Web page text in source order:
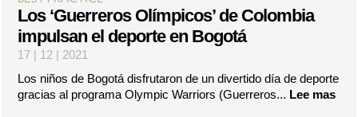
Los ‘Guerreros Olímpicos’ de Colombia
impulsan el deporte en Bogotá
17 | 12 | 2021
Los niños de Bogotá disfrutaron de un divertido día de deporte
gracias al programa Olympic Warriors (Guerreros... Lee mas